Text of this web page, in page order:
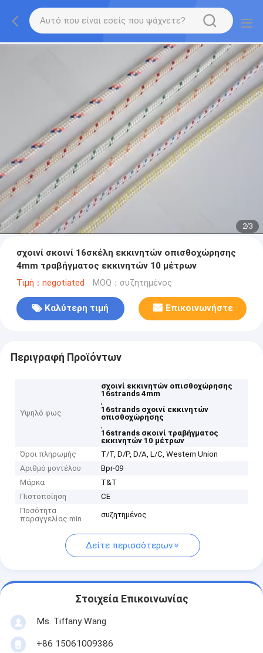
2/3
σχοινί σκοινί 16σκέλη εκκινητών οπισθοχώρησης
4mm τραβήγματος εκκινητών 10 μέτρων
Τιμή：negotiated MOQ：συζητημένος
Καλύτερη τιμή Επικοινωνήστε
Περιγραφή Προϊόντων
Υψηλό φως
σχοινί εκκινητών οπισθοχώρησης
16strands 4mm
,
16strands σχοινί εκκινητών
οπισθοχώρησης
,
16strands σκοινί τραβήγματος
εκκινητών 10 μέτρων
Όροι πληρωμής
T/T, D/P, D/A, L/C, Western Union
Αριθμό μοντέλου
Bpr-09
Μάρκα
T&T
Πιστοποίηση
CE
Ποσότητα
παραγγελίας min
συζητημένος
Δείτε περισσότερων
Στοιχεία Επικοινωνίας
Ms. Tiffany Wang
+86 15061009386